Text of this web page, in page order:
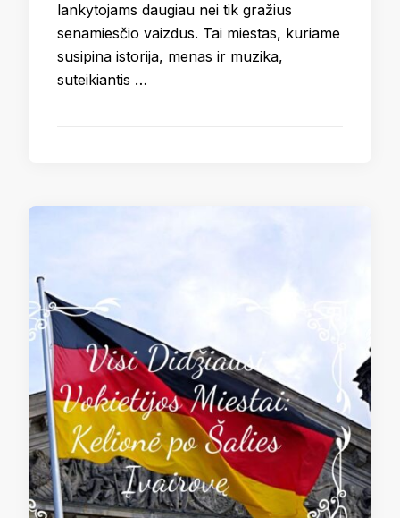
lankytojams daugiau nei tik gražius
senamiesčio vaizdus. Tai miestas, kuriame
susipina istorija, menas ir muzika,
suteikiantis …